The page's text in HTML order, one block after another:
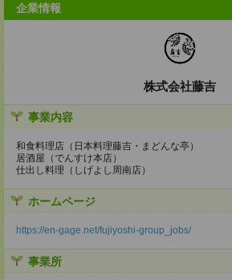
企業情報
株式会社藤吉
事業内容
和食料理店（日本料理藤吉・まどんな亭）
居酒屋（でんすけ本店）
仕出し料理（しげよし周南店）
ホームページ
https://en-gage.net/fujiyoshi-group_jobs/
事業所